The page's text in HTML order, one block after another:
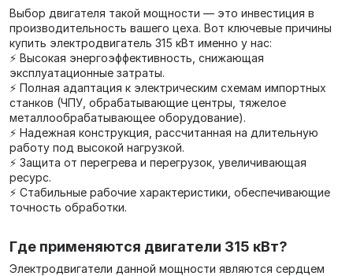
Выбор двигателя такой мощности — это инвестиция в
производительность вашего цеха. Вот ключевые причины
купить электродвигатель 315 кВт именно у нас:
⚡ Высокая энергоэффективность, снижающая
эксплуатационные затраты.
⚡ Полная адаптация к электрическим схемам импортных
станков (ЧПУ, обрабатывающие центры, тяжелое
металлообрабатывающее оборудование).
⚡ Надежная конструкция, рассчитанная на длительную
работу под высокой нагрузкой.
⚡ Защита от перегрева и перегрузок, увеличивающая
ресурс.
⚡ Стабильные рабочие характеристики, обеспечивающие
точность обработки.
Где применяются двигатели 315 кВт?
Электродвигатели данной мощности являются сердцем